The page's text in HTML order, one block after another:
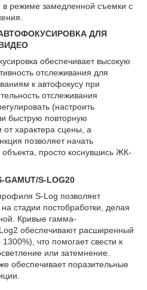
в режиме замедленной съемки с
ДЛЯ
обеспечивает высокую
отслеживания для
к автофокусу при
отслеживания
(настроить
быструю повторную
от характера сцены, а
позволяет начать
просто коснувшись ЖК-
S-LOG20
S-Log позволяет
стадии постобработки, делая
Кривые гамма-
обеспечивают расширенный
что помогает свести к
или затемнение.
обеспечивает поразительные